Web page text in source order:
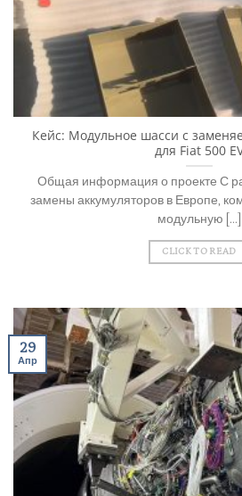
Кейс: Модульное шасси с
для Fiat 500
Общая информация о проекте С
замены аккумуляторов в Европе,
модульную [...]
CLICK TO READ
29
Апр